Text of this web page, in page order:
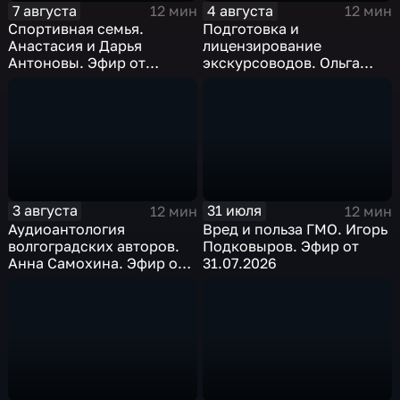
7 августа
12 мин
Спортивная семья.
Анастасия и Дарья
Антоновы. Эфир от
4 августа
12 мин
Подготовка и
лицензирование
экскурсоводов. Ольга
3 августа
12 мин
Аудиоантология
волгоградских авторов.
Анна Самохина. Эфир от
31 июля
12 мин
Вред и польза ГМО. Игорь
Подковыров. Эфир от
31.07.2026